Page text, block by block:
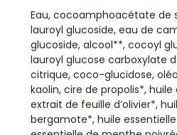
Eau, cocoamphoacétate de
lauroyl glucoside, eau de
glucoside, alcool**, cocoyl
lauroyl glucose carboxylate
citrique, coco-glucidose,
kaolin, cire de propolis*,
extrait de feuille d’olivier*,
bergamote*, huile